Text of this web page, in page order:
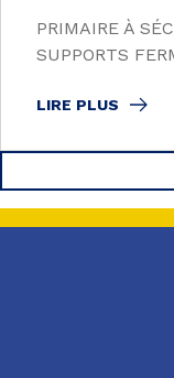
PRIMAIRE À
SUPPORTS
LIRE PLUS